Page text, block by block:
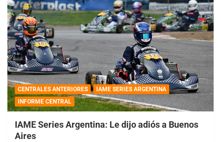
CENTRALES ANTERIORES
IAME SERIES ARGENTINA
INFORME CENTRAL
IAME Series Argentina: Le dijo adiós a Buenos
Aires